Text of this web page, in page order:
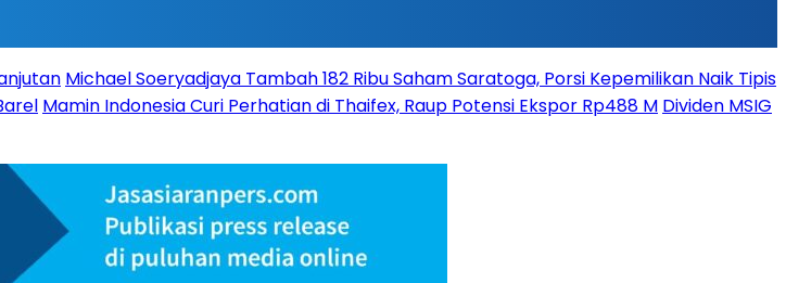
Michael Soeryadjaya Tambah 182 Ribu Saham Saratoga, Porsi Kepemilikan Naik Tipis
Mamin Indonesia Curi Perhatian di Thaifex, Raup Potensi Ekspor Rp488 M Dividen MSIG